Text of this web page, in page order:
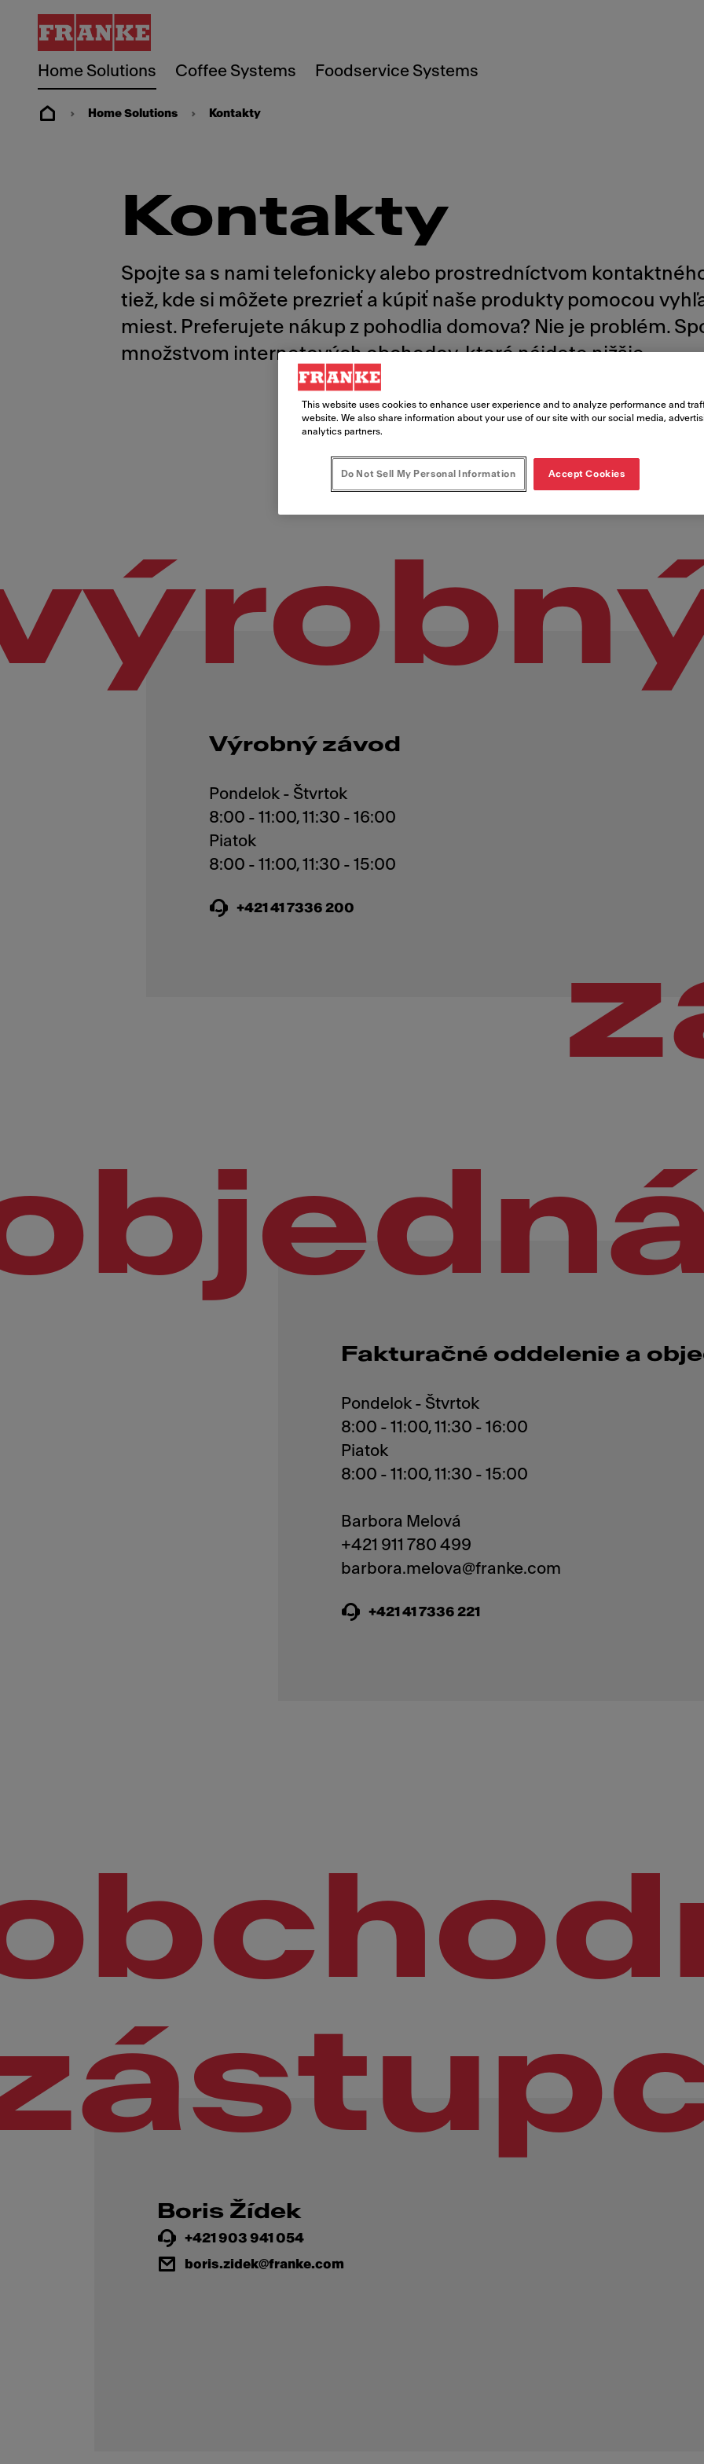
Home Solutions Coffee Systems Foodservice Systems
Home Solutions Kontakty
Kontakty
Spojte sa s nami telefonicky alebo prostredníctvom
tiež, kde si môžete prezrieť a kúpiť naše produkty pomocou
miest. Preferujete nákup z pohodlia domova? Nie je problém.
množstvom internetových obchodov, ktoré nájdete nižšie.
Výrobný závod
Pondelok - Štvrtok
8:00 - 11:00, 11:30 - 16:00
Piatok
+421 41 7336 200
Fakturačné oddelenie a
Pondelok - Štvrtok
8:00 - 11:00, 11:30 - 16:00
Piatok
8:00 - 11:00, 11:30 - 15:00
Barbora Melová
+421 911 780 499
+421 41 7336 221
Boris Žídek
+421 903 941 054
boris.zidek@franke.com
This website uses cookies to enhance user experience and to analyze performance and
website. We also share information about your use of our site with our social media,
analytics partners.
Do Not Sell My Personal Information Accept Cookies